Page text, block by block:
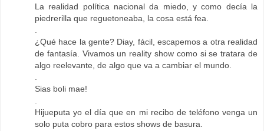
La realidad política nacional da miedo, y como decía la
piedrerilla que reguetoneaba, la cosa está fea.
¿Qué hace la gente? Diay, fácil, escapemos a otra realidad
de fantasía. Vivamos un reality show como si se tratara de
algo reelevante, de algo que va a cambiar el mundo.
Sias boli mae!
Hijueputa yo el día que en mi recibo de teléfono venga un
solo puta cobro para estos shows de basura.